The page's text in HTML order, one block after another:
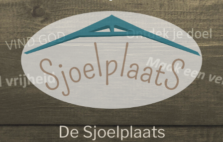
Ga
naar
de
inhoud
SJOELPLAATS
De Sjoelplaats